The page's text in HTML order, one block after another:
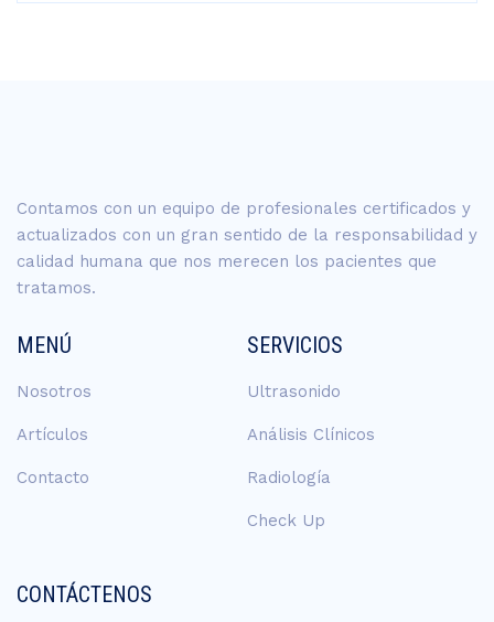
Contamos con un equipo de profesionales certificados y
actualizados con un gran sentido de la responsabilidad y
calidad humana que nos merecen los pacientes que
tratamos.
MENÚ
Nosotros
Artículos
Contacto
SERVICIOS
Ultrasonido
Análisis Clínicos
Radiología
Check Up
CONTÁCTENOS